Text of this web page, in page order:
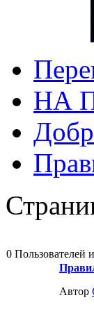
НА
0 Пользователей
Автор